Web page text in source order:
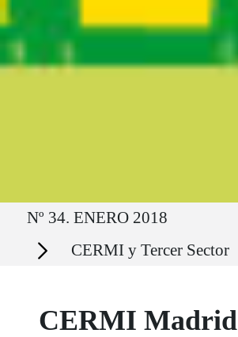
Ruta del sitio
Nº 34. ENERO 2018
Secciones CERMI y Tercer Sector
CERMI Madrid